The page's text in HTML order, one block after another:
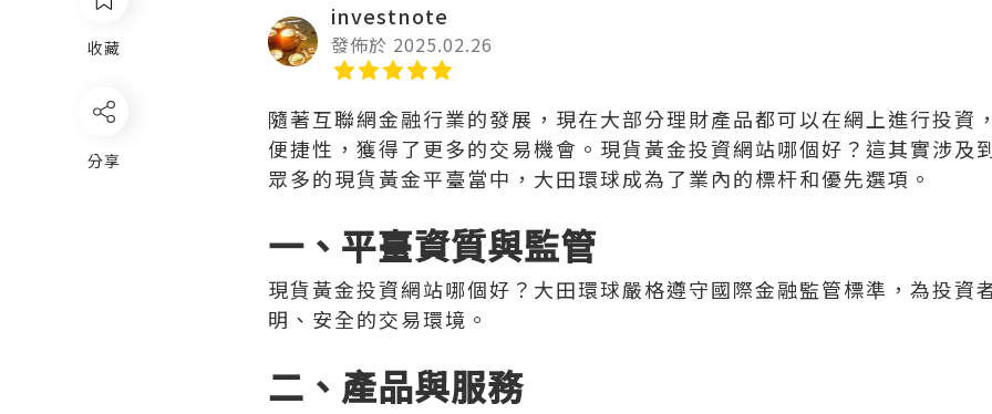
investnote
發佈於 2025.02.26
隨著互聯網金融行業的發展，現在大部分理財產品都可以在網上進行投資
便捷性，獲得了更多的交易機會。現貨黃金投資網站哪個好？這其實涉及
眾多的現貨黃金平臺當中，大田環球成為了業內的標杆和優先選項。
一、平臺資質與監管
現貨黃金投資網站哪個好？大田環球嚴格遵守國際金融監管標準，為投資
明、安全的交易環境。
二、產品與服務
收藏
分享